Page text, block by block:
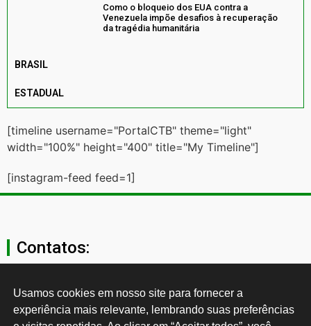
Como o bloqueio dos EUA contra a
Venezuela impõe desafios à recuperação
da tragédia humanitária
BRASIL
ESTADUAL
[timeline username="PortalCTB" theme="light"
width="100%" height="400" title="My Timeline"]
[instagram-feed feed=1]
Contatos:
secgeral@ctb.org.br
11 3874-0040
Usamos cookies em nosso site para fornecer a
experiência mais relevante, lembrando suas preferências